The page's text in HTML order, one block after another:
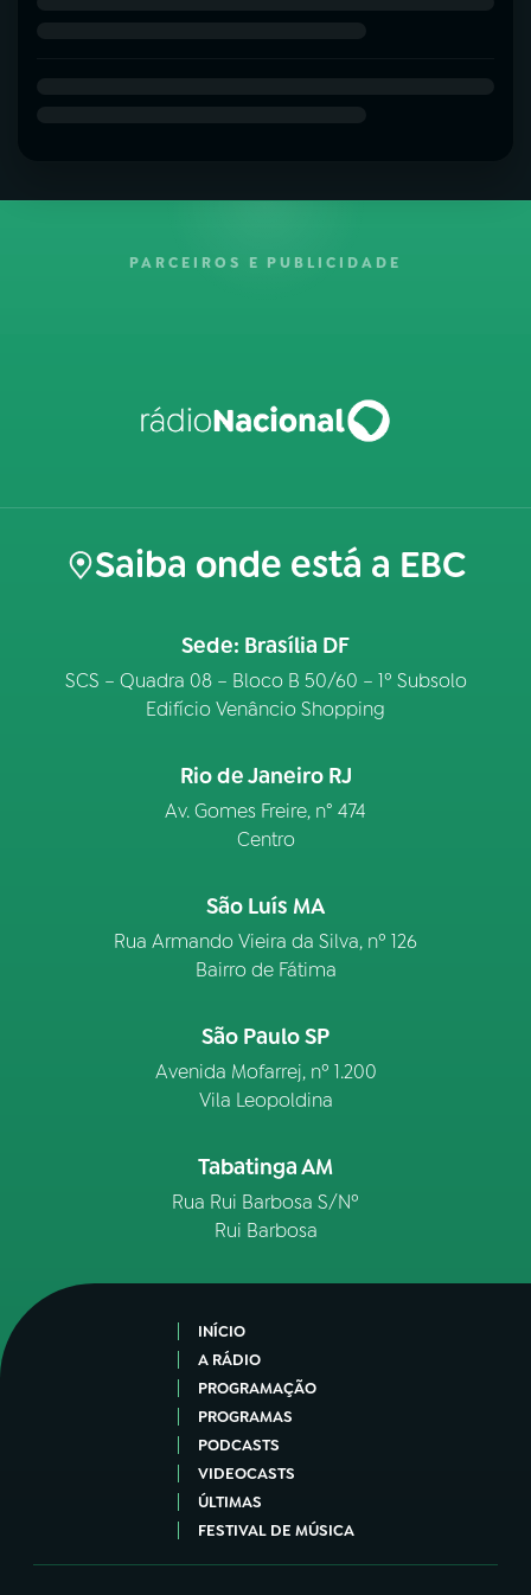
PARCEIROS E PUBLICIDADE
Saiba onde está a EBC
Sede: Brasília DF
SCS – Quadra 08 – Bloco B 50/60 – 1º Subsolo
Edifício Venâncio Shopping
Rio de Janeiro RJ
Av. Gomes Freire, n° 474
Centro
São Luís MA
Rua Armando Vieira da Silva, nº 126
Bairro de Fátima
São Paulo SP
Avenida Mofarrej, nº 1.200
Vila Leopoldina
Tabatinga AM
Rua Rui Barbosa S/Nº
Rui Barbosa
INÍCIO
A RÁDIO
PROGRAMAÇÃO
PROGRAMAS
PODCASTS
VIDEOCASTS
ÚLTIMAS
FESTIVAL DE MÚSICA